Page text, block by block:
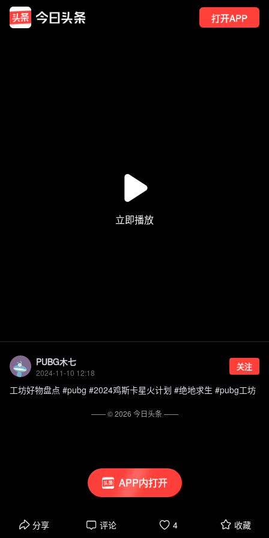
打开APP
APP内打开
PUBG木七
2024-11-10 12:18
关注
工坊好物盘点 #pubg #2024鸡斯卡星火计划 #绝地求生 #pubg工坊
分享 评论 4 收藏
—— ©2026 今日头条——